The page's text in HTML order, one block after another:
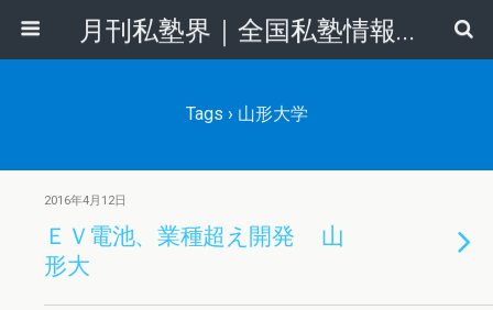
月刊私塾界｜全国私塾情報センター
Tags › 山形大学
2016年4月12日
ＥＶ電池、業種超え開発 山
形大